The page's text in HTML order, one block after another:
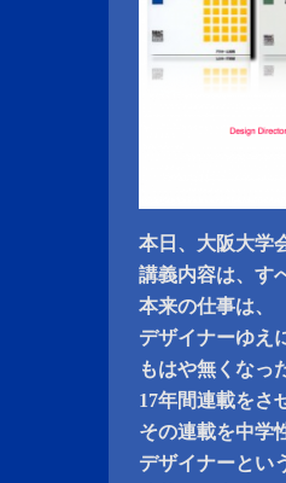
本日、大阪大学
講義内容は、す
本来の仕事は、
デザイナーゆえ
もはや無くなっ
17年間連載をさ
その連載を中学
デザイナーとい